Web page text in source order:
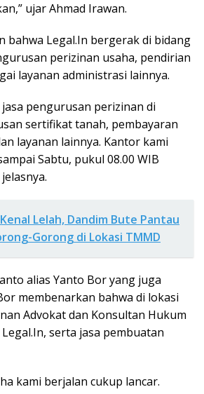
ujar Ahmad Irawan.
bahwa Legal.In bergerak di bidang
perizinan usaha, pendirian
layanan administrasi lainnya.
pengurusan perizinan di
sertifikat tanah, pembayaran
layanan lainnya. Kantor kami
Sabtu, pukul 08.00 WIB
Lelah, Dandim Bute Pantau
Gorong di Lokasi TMMD
alias Yanto Bor yang juga
membenarkan bahwa di lokasi
Advokat dan Konsultan Hukum
serta jasa pembuatan
kami berjalan cukup lancar.